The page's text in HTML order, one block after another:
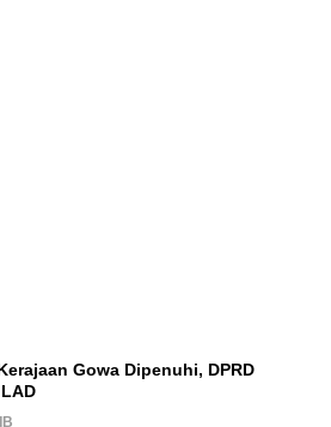
Gowa Dipenuhi, DPRD